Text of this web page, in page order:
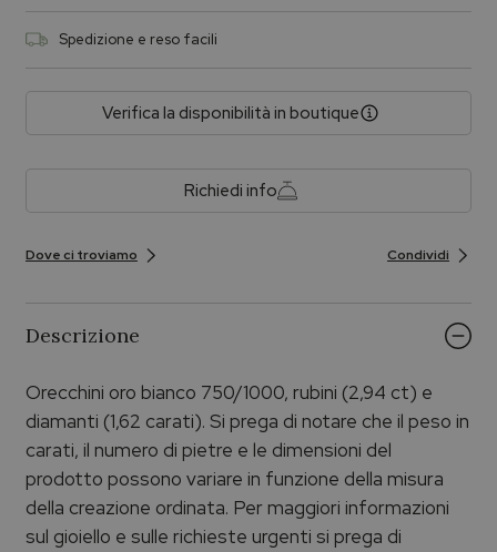
Spedizione e reso facili
Verifica la disponibilità in boutique
Richiedi info
Dove ci troviamo Condividi
Descrizione
Orecchini oro bianco 750/1000, rubini (2,94 ct) e
diamanti (1,62 carati). Si prega di notare che il peso in
carati, il numero di pietre e le dimensioni del
prodotto possono variare in funzione della misura
della creazione ordinata. Per maggiori informazioni
sul gioiello e sulle richieste urgenti si prega di